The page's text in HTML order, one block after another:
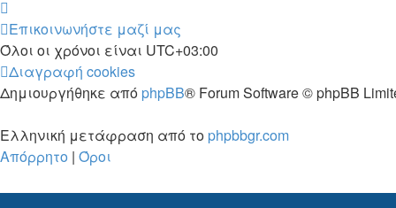
Επικοινωνήστε μαζί μας
Όλοι οι χρόνοι είναι UTC+03:00
Διαγραφή cookies
Δημιουργήθηκε από phpBB® Forum Software © phpBB
Ελληνική μετάφραση από το phpbbgr.com
Απόρρητο | Όροι